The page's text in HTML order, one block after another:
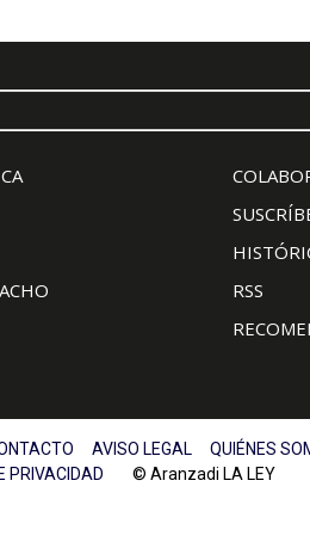
RSS
AVISO LEGAL QUIÉNES
PRIVACIDAD © Aranzadi LA LEY